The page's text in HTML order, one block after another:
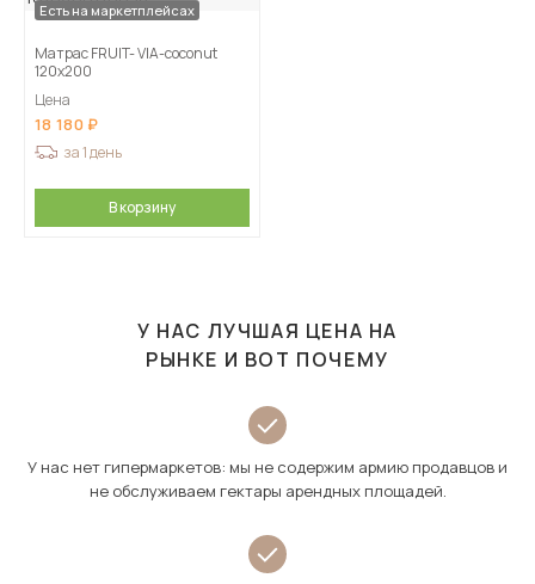
Есть на маркетплейсах
Матрас FRUIT- VIA-coconut
120х200
Цена
18 180
за 1 день
В корзину
У НАС ЛУЧШАЯ ЦЕНА НА
РЫНКЕ И ВОТ ПОЧЕМУ
У нас нет гипермаркетов: мы не содержим армию продавцов и
не обслуживаем гектары арендных площадей.